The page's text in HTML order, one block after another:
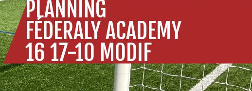
PLANNING
FÉDERALY ACADEMY
16 17-10 MODIF